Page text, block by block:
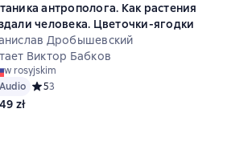
антрополога. Как растения
человека. Цветочки-ягодки
Дробышевский
Виктор Бабков
w rosyjskim
Audio Средний рейтинг 5 на основе 3 оценок
53
zł